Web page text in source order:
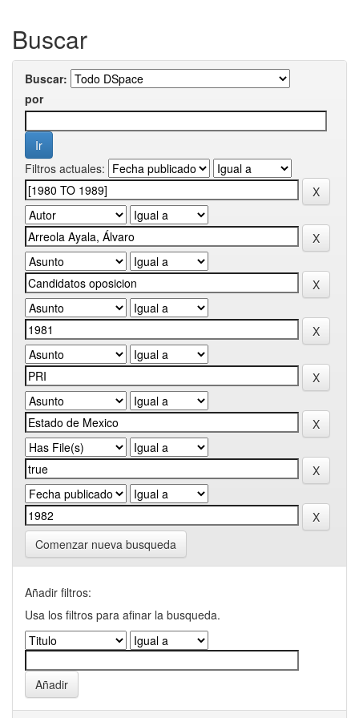
Buscar
Buscar:
por
Filtros actuales:
Comenzar nueva busqueda
Añadir filtros:
Usa los filtros para afinar la busqueda.